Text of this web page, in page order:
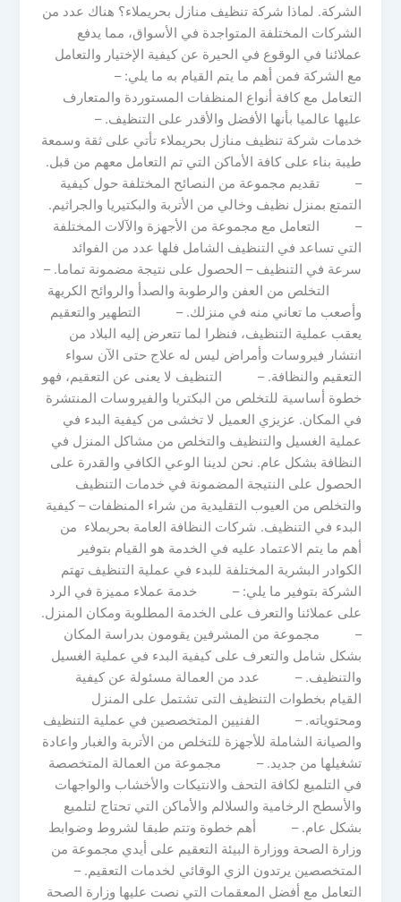
الشركة. لماذا شركة تنظيف منازل بحريملاء؟ هناك عدد من
الشركات المختلفة المتواجدة في الأسواق، مما يدفع
عملائنا في الوقوع في الحيرة عن كيفية الإختيار والتعامل
مع الشركة فمن أهم ما يتم القيام به ما يلي: –
التعامل مع كافة أنواع المنظفات المستوردة والمتعارف
عليها عالميا بأنها الأفضل والأقدر على التنظيف. –
خدمات شركة تنظيف منازل بحريملاء تأتي على ثقة وسمعة
طيبة بناء على كافة الأماكن التي تم التعامل معهم من قبل.
– تقديم مجموعة من النصائح المختلفة حول كيفية
التمتع بمنزل نظيف وخالي من الأتربة والبكتيريا والجراثيم.
– التعامل مع مجموعة من الأجهزة والآلات المختلفة
التي تساعد في التنظيف الشامل فلها عدد من الفوائد
سرعة في التنظيف – الحصول على نتيجة مضمونة تماما. –
التخلص من العفن والرطوبة والصدأ والروائح الكريهة
وأصعب ما تعاني منه في منزلك. – التطهير والتعقيم
يعقب عملية التنظيف، فنظرا لما تتعرض إليه البلاد من
انتشار فيروسات وأمراض ليس له علاج حتى الآن سواء
التعقيم والنظافة. – التنظيف لا يعنى عن التعقيم، فهو
خطوة أساسية للتخلص من البكتريا والفيروسات المنتشرة
في المكان. عزيزي العميل لا تخشى من كيفية البدء في
عملية الغسيل والتنظيف والتخلص من مشاكل المنزل في
النظافة بشكل عام. نحن لدينا الوعي الكافي والقدرة على
الحصول على النتيجة المضمونة في خدمات التنظيف
والتخلص من العيوب التقليدية من شراء المنظفات – كيفية
البدء في التنظيف. شركات النظافة العامة بحريملاء من
أهم ما يتم الاعتماد عليه في الخدمة هو القيام بتوفير
الكوادر البشرية المختلفة للبدء في عملية التنظيف تهتم
الشركة بتوفير ما يلي: – خدمة عملاء مميزة في الرد
على عملائنا والتعرف على الخدمة المطلوبة ومكان المنزل.
– مجموعة من المشرفين يقومون بدراسة المكان
بشكل شامل والتعرف على كيفية البدء في عملية الغسيل
والتنظيف. – عدد من العمالة مسئولة عن كيفية
القيام بخطوات التنظيف التى تشتمل على المنزل
ومحتوياته. – الفنيين المتخصصين في عملية التنظيف
والصيانة الشاملة للأجهزة للتخلص من الأتربة والغبار واعادة
تشغيلها من جديد. – مجموعة من العمالة المتخصصة
في التلميع لكافة التحف والانتيكات والأخشاب والواجهات
والأسطح الرخامية والسلالم والأماكن التي تحتاج لتلميع
بشكل عام. – أهم خطوة وتتم طبقا لشروط وضوابط
وزارة الصحة ووزارة البيئة التعقيم على أيدي مجموعة من
المتخصصين يرتدون الزي الوقائي لخدمات التعقيم. –
التعامل مع أفضل المعقمات التي نصت عليها وزارة الصحة